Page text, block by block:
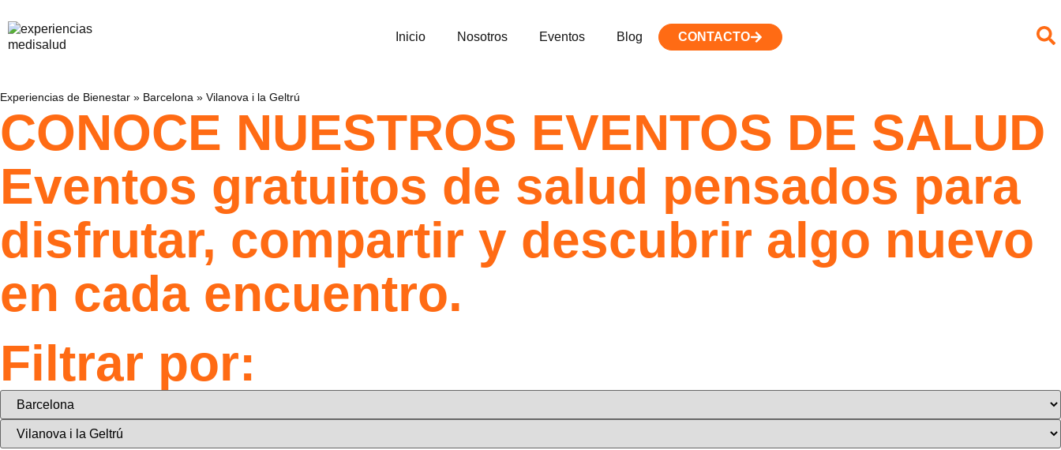
Inicio Nosotros Eventos Blog CONTACTO
Experiencias de Bienestar » Barcelona » Vilanova i la Geltrú
CONOCE NUESTROS EVENTOS DE SALUD
Eventos gratuitos de salud pensados para
disfrutar, compartir y descubrir algo nuevo
en cada encuentro.
Filtrar por: